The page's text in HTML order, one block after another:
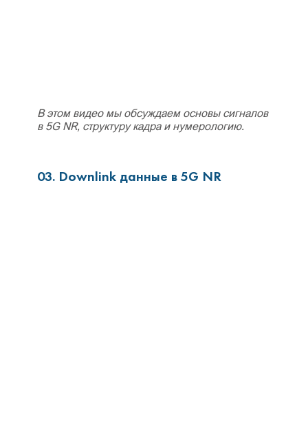
В этом видео мы обсуждаем основы сигналов
в 5G NR, структуру кадра и нумерологию.
03. Downlink данные в 5G NR